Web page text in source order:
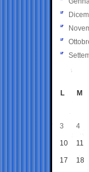
L M
3 4
10 11
17 18